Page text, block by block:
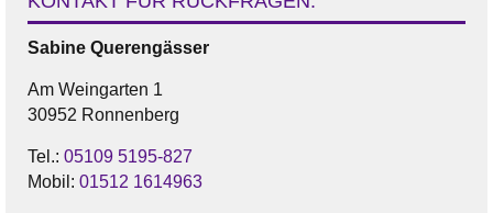
Sabine Querengässer
Am Weingarten 1
30952 Ronnenberg
Tel.: 05109 5195-827
Mobil: 01512 1614963